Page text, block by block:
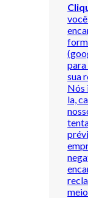
para
sua
Nós
la,